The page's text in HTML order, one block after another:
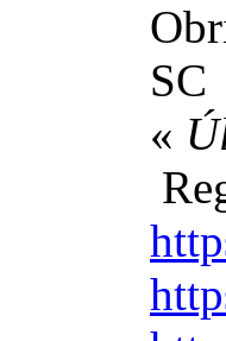
SC
«